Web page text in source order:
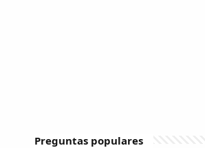
Preguntas populares